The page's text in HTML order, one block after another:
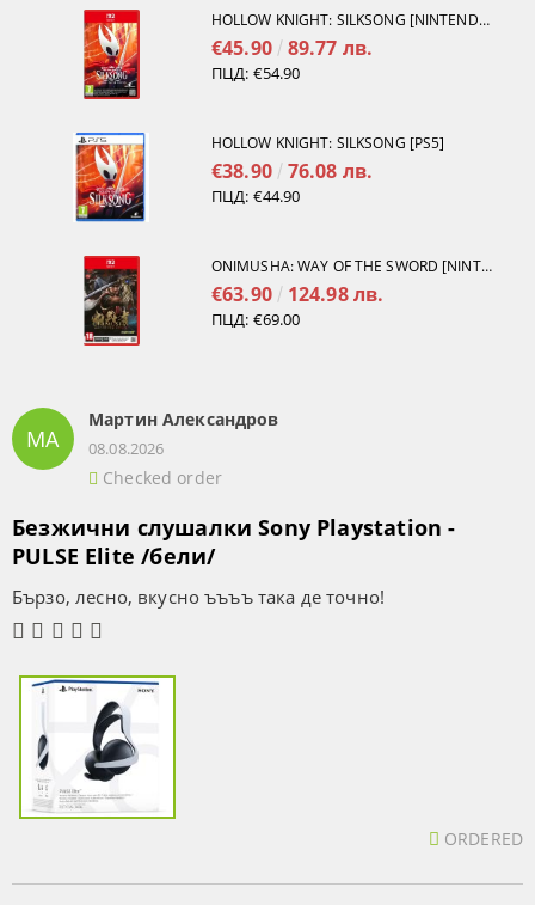
HOLLOW KNIGHT: SILKSONG [NINTENDO SWITCH 2]
€45.90 89.77 лв.
ПЦД: €54.90
HOLLOW KNIGHT: SILKSONG [PS5]
€38.90 76.08 лв.
ПЦД: €44.90
ONIMUSHA: WAY OF THE SWORD [NINTENDO SWITCH 2]
€63.90 124.98 лв.
ПЦД: €69.00
МА
Мартин Александров
08.08.2026
Checked order
Безжични слушалки Sony Playstation -
PULSE Elite /бели/
Бързо, лесно, вкусно ъъъъ така де точно!
ORDERED